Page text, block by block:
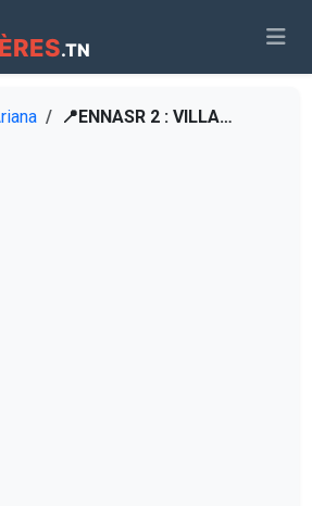
.TN
📍ENNASR 2 : VILLA JUMELÉE S+6 À LOUER À USAGE HABITATION OU BUREAUTIQUE